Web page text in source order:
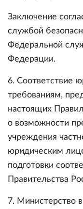
Заключение
службой
Федеральной
Федерации.
6. Соответствие
требованиям,
настоящих
о возможности
учреждения
юридическим
подготовки
Правительства
7. Министерство